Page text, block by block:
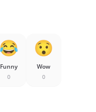
Funny
0
Wow
0